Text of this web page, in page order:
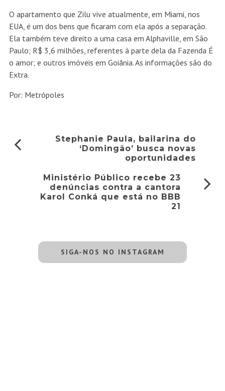
O apartamento que Zilu vive atualmente, em Miami, nos
EUA, é um dos bens que ficaram com ela após a separação.
Ela também teve direito a uma casa em Alphaville, em São
Paulo; R$ 3,6 milhões, referentes à parte dela da Fazenda É
o amor; e outros imóveis em Goiânia. As informações são do
Extra.
Por: Metrópoles
Stephanie Paula, bailarina do
‘Domingão’ busca novas
oportunidades
Ministério Público recebe 23
denúncias contra a cantora
Karol Conká que está no BBB
21
SIGA-NOS NO INSTAGRAM